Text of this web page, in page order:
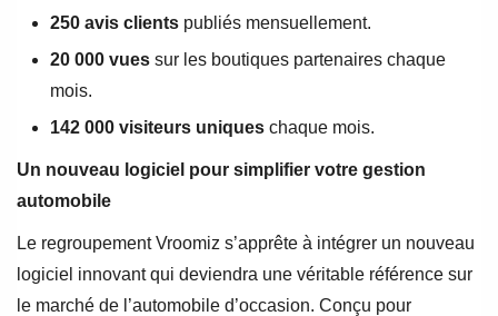
250 avis clients publiés mensuellement.
20 000 vues sur les boutiques partenaires chaque
mois.
142 000 visiteurs uniques chaque mois.
Un nouveau logiciel pour simplifier votre gestion
automobile
Le regroupement Vroomiz s’apprête à intégrer un nouveau
logiciel innovant qui deviendra une véritable référence sur
le marché de l’automobile d’occasion. Conçu pour